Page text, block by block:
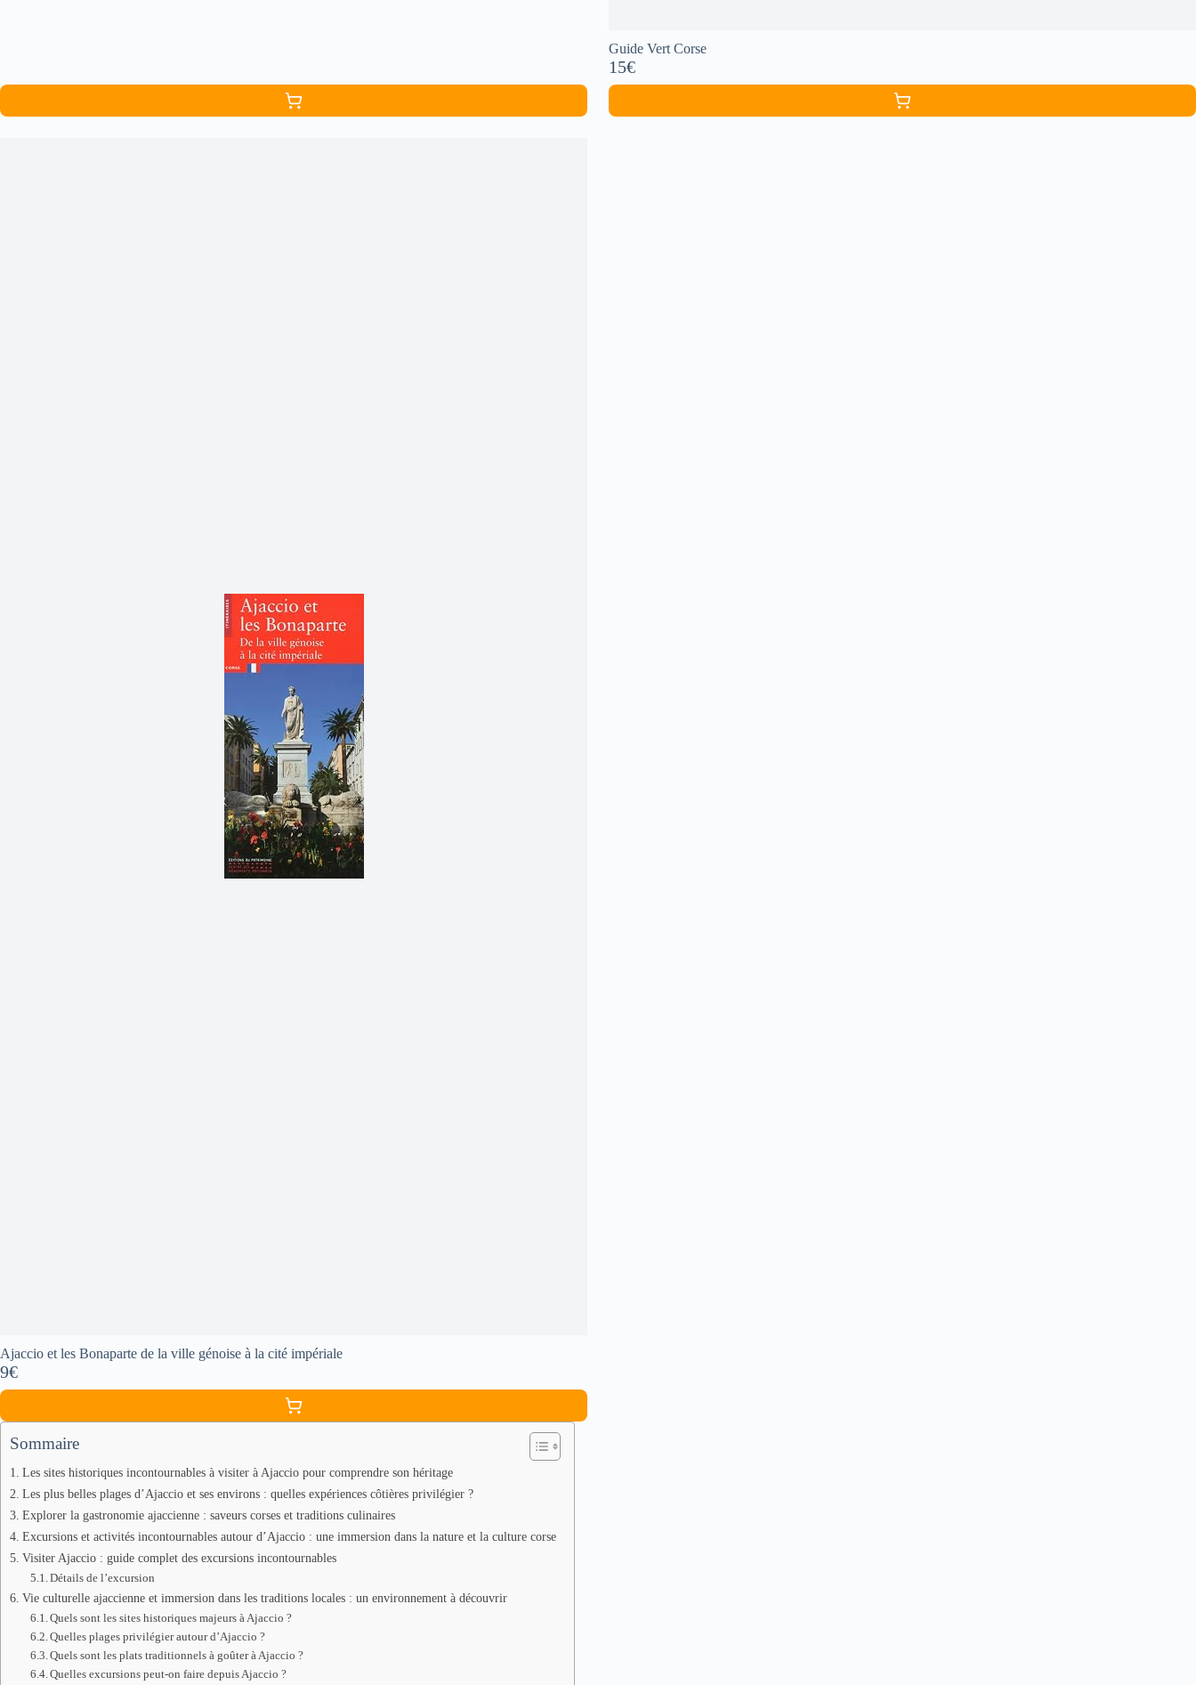
Guide Vert Corse
15€
Ajaccio et les Bonaparte de la ville génoise à la cité impériale
9€
Sommaire
Les sites historiques incontournables à visiter à Ajaccio pour comprendre son héritage
Les plus belles plages d’Ajaccio et ses environs : quelles expériences côtières privilégier ?
Explorer la gastronomie ajaccienne : saveurs corses et traditions culinaires
Excursions et activités incontournables autour d’Ajaccio : une immersion dans la nature et la culture corse
Visiter Ajaccio : guide complet des excursions incontournables
Détails de l’excursion
Vie culturelle ajaccienne et immersion dans les traditions locales : un environnement à découvrir
Quels sont les sites historiques majeurs à Ajaccio ?
Quelles plages privilégier autour d’Ajaccio ?
Quels sont les plats traditionnels à goûter à Ajaccio ?
Quelles excursions peut-on faire depuis Ajaccio ?